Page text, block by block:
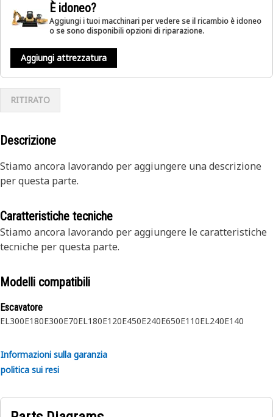
È idoneo?
Aggiungi i tuoi macchinari per vedere se il ricambio è idoneo
o se sono disponibili opzioni di riparazione.
Aggiungi attrezzatura
RITIRATO
Descrizione
Stiamo ancora lavorando per aggiungere una descrizione
per questa parte.
Caratteristiche tecniche
Stiamo ancora lavorando per aggiungere le caratteristiche
tecniche per questa parte.
Modelli compatibili
Escavatore
EL300E180E300E70EL180E120E450E240E650E110EL240E140
Informazioni sulla garanzia
politica sui resi